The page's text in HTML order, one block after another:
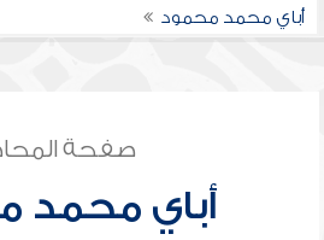
أباي محمد محمود
صفحة
أباي محمد